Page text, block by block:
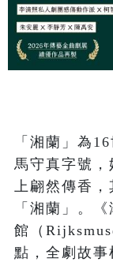
「湘蘭」為
馬守真字號
上翩然傳香
「湘蘭」。
館（
點，全劇故